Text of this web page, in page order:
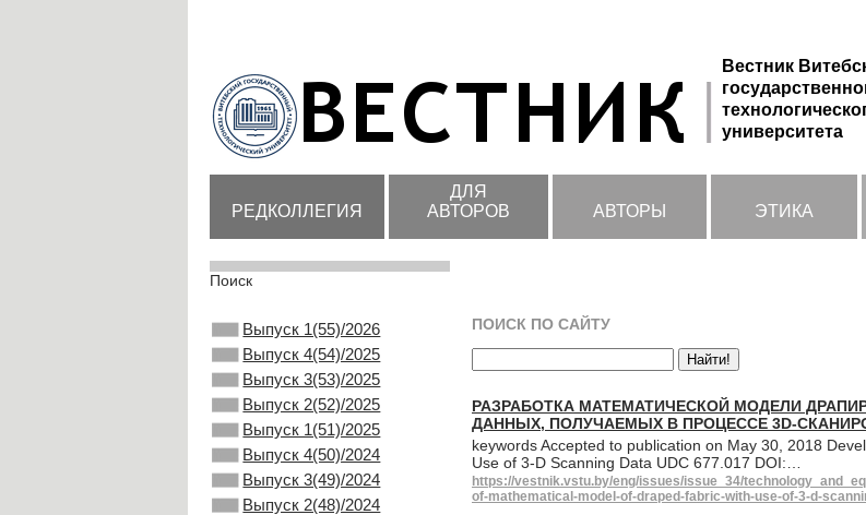
Вестник
университета
РЕДКОЛЛЕГИЯ
ДЛЯ
АВТОРОВ
АВТОРЫ ЭТИКА
Поиск
Выпуск 1(55)/2026
Выпуск 4(54)/2025
Выпуск 3(53)/2025
Выпуск 2(52)/2025
Выпуск 1(51)/2025
Выпуск 4(50)/2024
Выпуск 3(49)/2024
Выпуск 2(48)/2024
ПОИСК ПО САЙТУ
РАЗРАБОТКА МАТЕМАТИЧЕСКОЙ МОДЕЛИ
ДАННЫХ, ПОЛУЧАЕМЫХ В ПРОЦЕССЕ 3D-
keywords Accepted to publication on May 30, 2018
Use of 3-D Scanning Data UDC 677.017 DOI:…
https://vestnik.vstu.by/eng/issues/issue_34/
of-mathematical-model-of-draped-fabric-with-use-of-3-d-